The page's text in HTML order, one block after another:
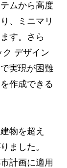
ムから高度
、ミニマリ
す。さら
デザイン
実現が困難
作成できる
物を超え
ました。
計画に適用